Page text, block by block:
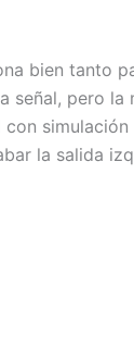
bien tanto
pero
la salida